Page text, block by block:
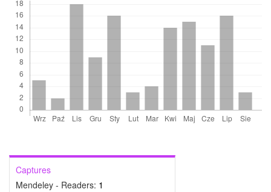
Captures
Mendeley - Readers: 1